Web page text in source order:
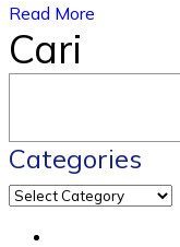
Read More
Cari
Categories